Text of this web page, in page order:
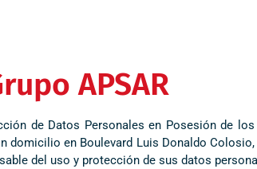
APSAR
de Datos Personales en Posesión de los
domicilio en Boulevard Luis Donaldo
del uso y protección de sus datos